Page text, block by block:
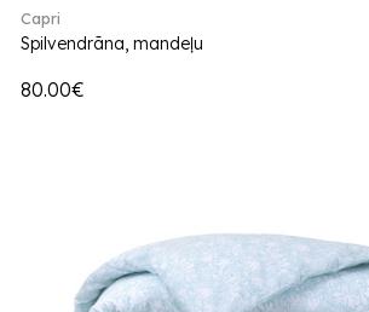
Capri
Spilvendrāna, mandeļu
80.00€